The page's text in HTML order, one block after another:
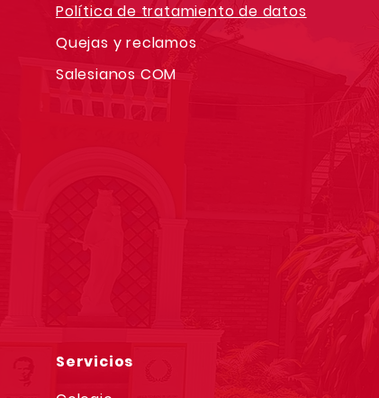
Política de tratamiento de datos
Quejas y reclamos
Salesianos COM
Servicios